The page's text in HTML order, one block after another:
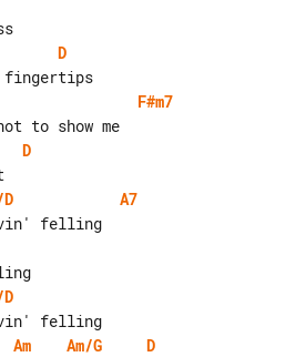
D
F#m7
D
D
A7
D
Am Am/G
D